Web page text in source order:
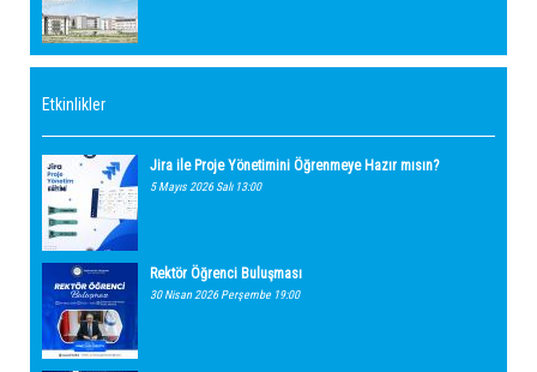
Etkinlikler
Jira ile Proje Yönetimini Öğrenmeye Hazır mısın?
5 Mayıs 2026 Salı 13:00
Rektör Öğrenci Buluşması
30 Nisan 2026 Perşembe 19:00